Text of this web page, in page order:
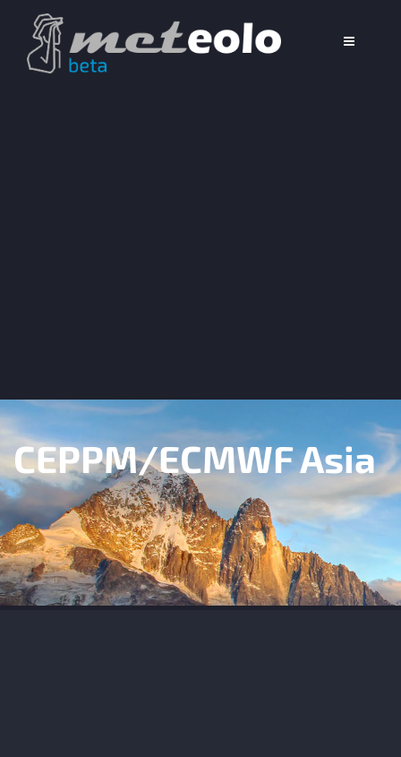
CEPPM/ECMWF Asia